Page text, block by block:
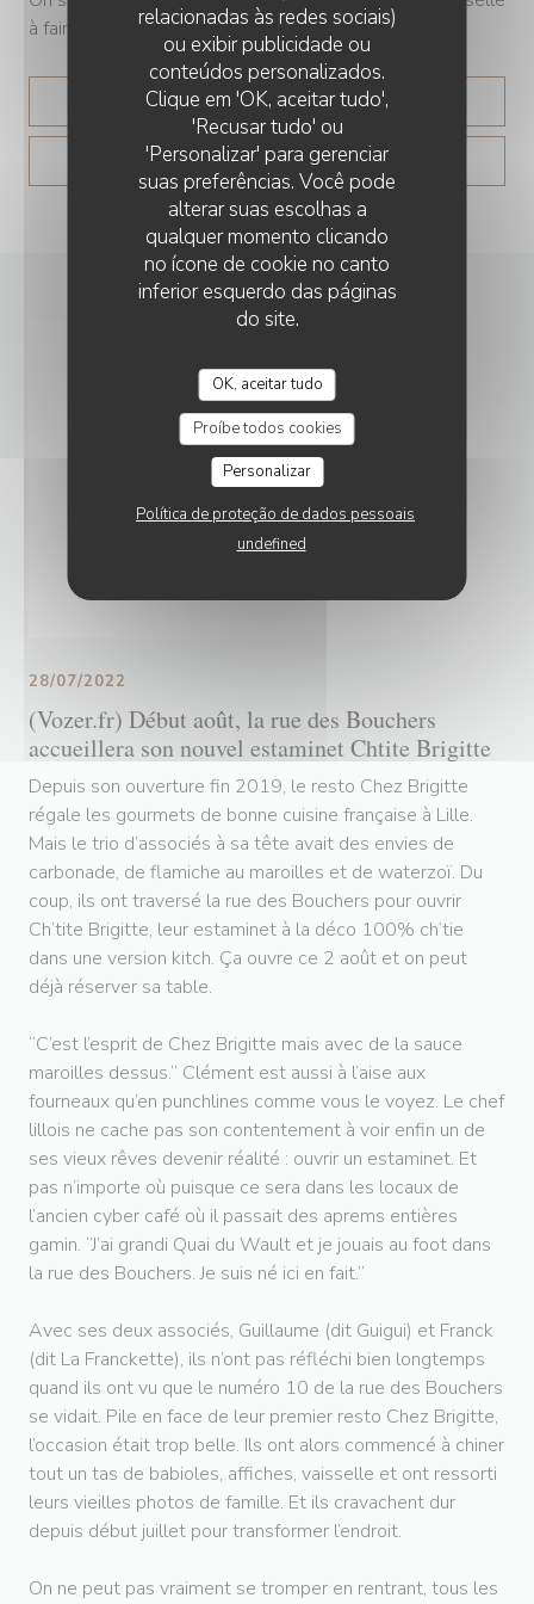
relacionadas às redes sociais)
ou exibir publicidade ou
conteúdos personalizados.
Clique em 'OK, aceitar tudo',
'Recusar tudo' ou
'Personalizar' para gerenciar
suas preferências. Você pode
alterar suas escolhas a
qualquer momento clicando
no ícone de cookie no canto
inferior esquerdo das páginas
do site.
OK, aceitar tudo
Proíbe todos cookies
Personalizar
Política de proteção de dados pessoais
undefined
à faire », lance le chef.
LER O ARTIGO((ABRE NUMA NOVA
VER O ARTIGO DA IMPRENSA((ABRE NUMA
(Vozer.fr) Début août, la rue des Bouchers
accueillera son nouvel estaminet Chtite Brigitte
28/07/2022
Depuis son ouverture fin 2019, le resto Chez Brigitte
régale les gourmets de bonne cuisine française à Lille.
Mais le trio d’associés à sa tête avait des envies de
carbonade, de flamiche au maroilles et de waterzoï. Du
coup, ils ont traversé la rue des Bouchers pour ouvrir
Ch’tite Brigitte, leur estaminet à la déco 100% ch’tie
dans une version kitch. Ça ouvre ce 2 août et on peut
déjà réserver sa table.
“C’est l’esprit de Chez Brigitte mais avec de la sauce
maroilles dessus.” Clément est aussi à l’aise aux
fourneaux qu’en punchlines comme vous le voyez. Le chef
lillois ne cache pas son contentement à voir enfin un de
ses vieux rêves devenir réalité : ouvrir un estaminet. Et
pas n’importe où puisque ce sera dans les locaux de
l’ancien cyber café où il passait des aprems entières
gamin. “J’ai grandi Quai du Wault et je jouais au foot dans
la rue des Bouchers. Je suis né ici en fait.”
Avec ses deux associés, Guillaume (dit Guigui) et Franck
(dit La Franckette), ils n’ont pas réfléchi bien longtemps
quand ils ont vu que le numéro 10 de la rue des Bouchers
se vidait. Pile en face de leur premier resto Chez Brigitte,
l’occasion était trop belle. Ils ont alors commencé à chiner
tout un tas de babioles, affiches, vaisselle et ont ressorti
leurs vieilles photos de famille. Et ils cravachent dur
depuis début juillet pour transformer l’endroit.
On ne peut pas vraiment se tromper en rentrant, tous les